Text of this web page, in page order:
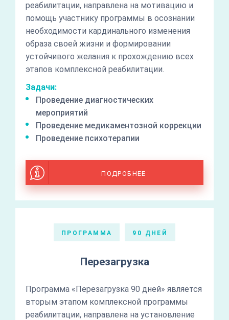
реабилитации, направлена на мотивацию и
помощь участнику программы в осознании
необходимости кардинального изменения
образа своей жизни и формировании
устойчивого желания к прохождению всех
этапов комплексной реабилитации.
Задачи:
Проведение диагностических
мероприятий
Проведение медикаментозной коррекции
Проведение психотерапии
ПОДРОБНЕЕ
ПРОГРАММА 90 ДНЕЙ
Перезагрузка
Программа «Перезагрузка 90 дней» является
вторым этапом комплексной программы
реабилитации, направлена на установление